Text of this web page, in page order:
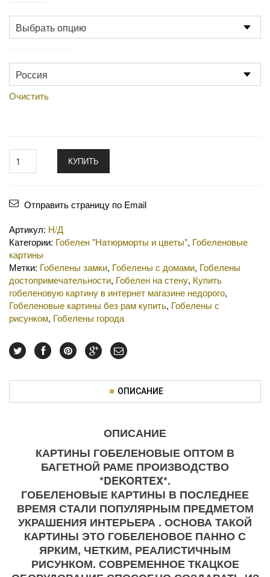
Очистить
КУПИТЬ
Отправить страницу по Email
Артикул: Н/Д
Категории: Гобелен "Натюрморты и цветы", Гобеленовые
картины
Метки: Гобелены замки, Гобелены с домами, Гобелены
достопримечательности, Гобелен на стену, Купить
гобеленовую картину в интернет магазине недорого,
Гобеленовые картины без рам купить, Гобелены с
рисунком, Гобелены города
ОПИСАНИЕ
ОПИСАНИЕ
КАРТИНЫ ГОБЕЛЕНОВЫЕ ОПТОМ В
БАГЕТНОЙ РАМЕ ПРОИЗВОДСТВО
*DEKORTEX*.
ГОБЕЛЕНОВЫЕ КАРТИНЫ В ПОСЛЕДНЕЕ
ВРЕМЯ СТАЛИ ПОПУЛЯРНЫМ ПРЕДМЕТОМ
УКРАШЕНИЯ ИНТЕРЬЕРА . ОСНОВА ТАКОЙ
КАРТИНЫ ЭТО ГОБЕЛЕНОВОЕ ПАННО С
ЯРКИМ, ЧЕТКИМ, РЕАЛИСТИЧНЫМ
РИСУНКОМ. СОВРЕМЕННОЕ ТКАЦКОЕ